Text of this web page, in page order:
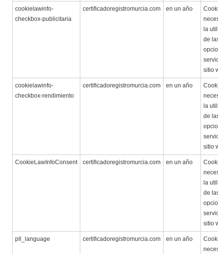
cookielawinfo-
checkbox-publicitaria
certificadoregistromurcia.com en un año
la
de
sitio
cookielawinfo-
checkbox-rendimiento
certificadoregistromurcia.com en un año
la
de
sitio
CookieLawInfoConsent certificadoregistromurcia.com en un año
la
de
sitio
pll_language certificadoregistromurcia.com en un año